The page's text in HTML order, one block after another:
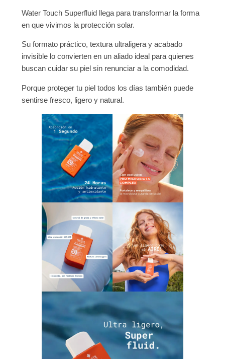
Water Touch Superfluid llega para transformar la forma
en que vivimos la protección solar.
Su formato práctico, textura ultraligera y acabado
invisible lo convierten en un aliado ideal para quienes
buscan cuidar su piel sin renunciar a la comodidad.
Porque proteger tu piel todos los días también puede
sentirse fresco, ligero y natural.